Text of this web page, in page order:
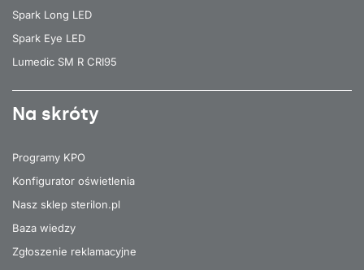
Spark Long LED
Spark Eye LED
Lumedic SM R CRI95
Na skróty
Programy KPO
Konfigurator oświetlenia
Nasz sklep sterilon.pl
Baza wiedzy
Zgłoszenie reklamacyjne